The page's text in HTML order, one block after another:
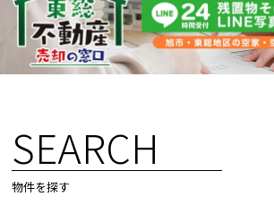
SEARCH
物件を探す